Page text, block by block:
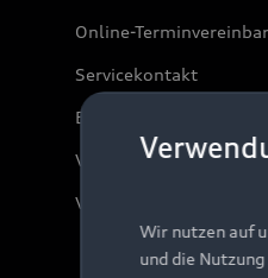
Online-
Servicekontakt
Bordbuch &
Verträge kündigen
Vertrag widerrufen
Wir nutzen auf
und die